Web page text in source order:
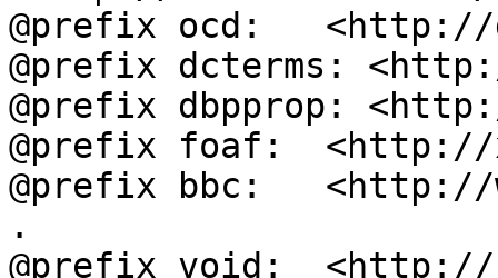
@prefix ocd:
@prefix dcterms:
@prefix dbpprop:
@prefix foaf:  <http://
@prefix bbc:   <http://
.
@prefix void: